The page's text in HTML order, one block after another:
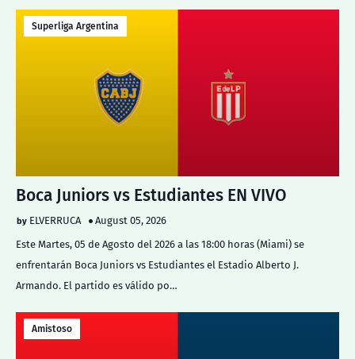
Superliga Argentina
Boca Juniors vs Estudiantes EN VIVO
ELVERRUCA
August 05, 2026
Este Martes, 05 de Agosto del 2026 a las 18:00 horas (Miami) se
enfrentarán Boca Juniors vs Estudiantes el Estadio Alberto J.
Armando. El partido es válido po…
Amistoso